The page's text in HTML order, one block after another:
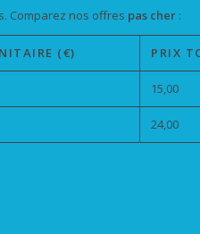
Comparez nos offres pas cher :
(€) PRIX
15,00
24,00